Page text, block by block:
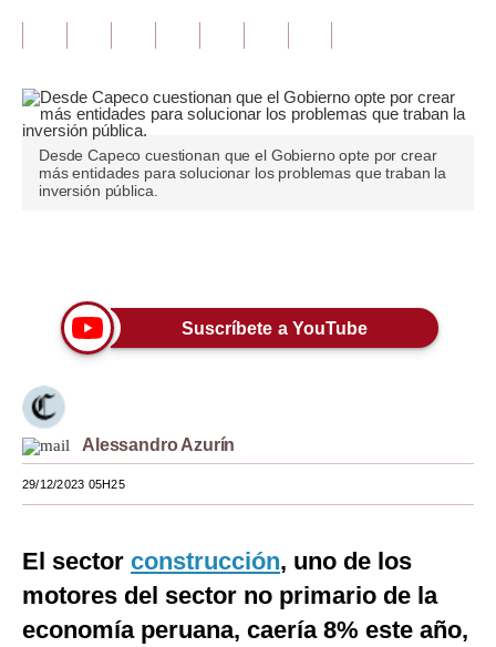
Pregunta de hoy
Blogs
Tendencias
Moda
Mundo
México
Internacional
Tecnología
Desde Capeco cuestionan que el Gobierno opte por crear
más entidades para solucionar los problemas que traban la
inversión pública.
Suscríbete a YouTube
Alessandro Azurín
29/12/2023 05H25
El sector construcción, uno de los
motores del sector no primario de la
economía peruana, caería 8% este año,